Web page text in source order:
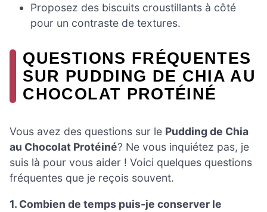
Proposez des biscuits croustillants à côté
pour un contraste de textures.
QUESTIONS FRÉQUENTES
SUR PUDDING DE CHIA AU
CHOCOLAT PROTÉINÉ
Vous avez des questions sur le Pudding de Chia
au Chocolat Protéiné? Ne vous inquiétez pas, je
suis là pour vous aider ! Voici quelques questions
fréquentes que je reçois souvent.
1. Combien de temps puis-je conserver le